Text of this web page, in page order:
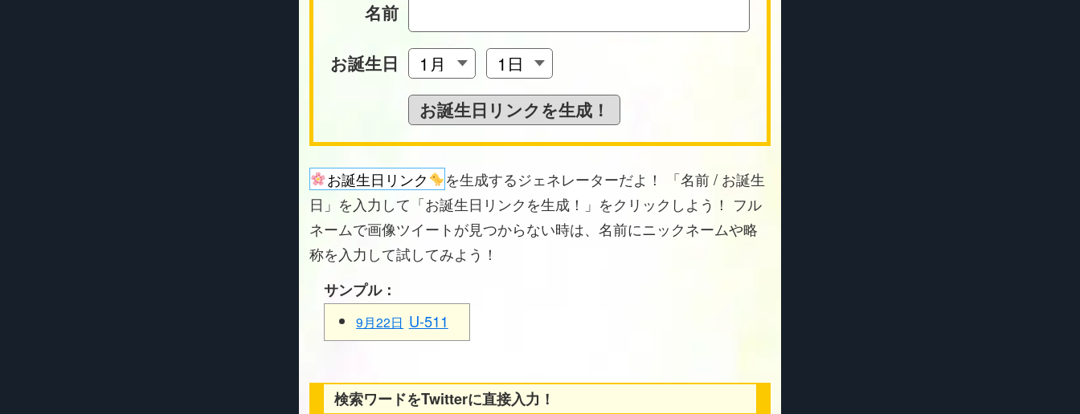
名前
お誕生日
お誕生日リンク
を生成するジェネレーターだよ！ 「名前 / お誕生
日」を入力して「お誕生日リンクを生成！」をクリックしよう！ フル
ネームで画像ツイートが見つからない時は、名前にニックネームや略
称を入力して試してみよう！
サンプル：
9月22日 U-511
検索ワードをTwitterに直接入力！